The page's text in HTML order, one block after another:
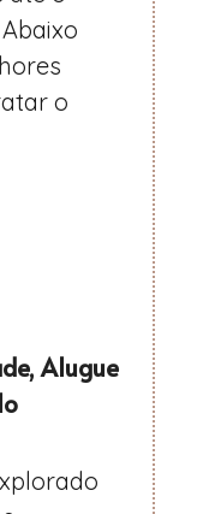
o
Alugue